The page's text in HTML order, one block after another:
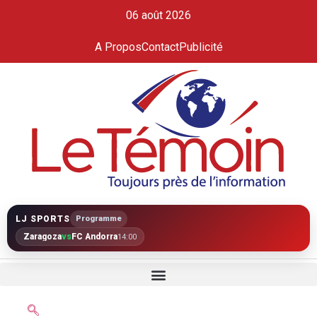
06 août 2026
A ProposContactPublicité
LJ SPORTS Programme
ZaragozavsFC Andorra14:00